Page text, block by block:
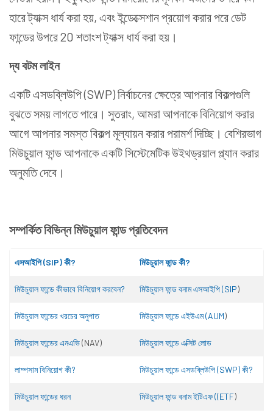
হারে ট্যাক্স ধার্য করা হয়, এবং ইন্ডেক্সেশান প্রয়োগ করার পরে ডেট
ফান্ডের উপরে 20 শতাংশ ট্যাক্স ধার্য করা হয়।
দ্য বটম লাইন
একটি এসডব্লিউপি (SWP) নির্বাচনের ক্ষেত্রে আপনার বিকল্পগুলি
বুঝতে সময় লাগতে পারে। সুতরাং, আমরা আপনাকে বিনিয়োগ করার
আগে আপনার সমস্ত বিকল্প মূল্যায়ন করার পরামর্শ দিচ্ছি। বেশিরভাগ
মিউচুয়াল ফান্ড আপনাকে একটি সিস্টেমেটিক উইথড্রয়াল প্ল্যান করার
অনুমতি দেবে।
সম্পর্কিত বিভিন্ন মিউচুয়াল ফান্ড প্রতিবেদন
এসআইপি (SIP) কী? মিউচুয়াল ফান্ড কী?
মিউচুয়াল ফান্ডে কীভাবে বিনিয়োগ করবেন? মিউচুয়াল ফান্ড বনাম এসআইপি (SIP)
মিউচুয়াল ফান্ডের খরচের অনুপাত মিউচুয়াল ফান্ডে এইউএম (AUM)
মিউচুয়াল ফান্ডের এনএভি(NAV) মিউচুয়াল ফান্ডে এক্সিট লোড
লাম্পসাম বিনিয়োগ কী? মিউচুয়াল ফান্ডে এসডব্লিউপি (SWP) কী?
মিউচুয়াল ফান্ডের ধরন মিউচুয়াল ফান্ড বনাম ইটিএফ ((ETF)